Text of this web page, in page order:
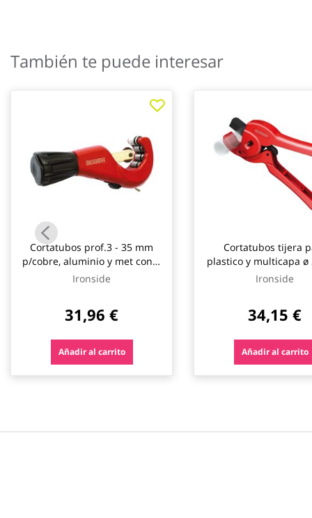
También te puede interesar
Cortatubos prof.3 - 35 mm
p/cobre, aluminio y met con 2
cuchillas de 19 x 5 mm
Ironside
31,96 €
Añadir al carrito
Cortatubos tijera
plastico y multicapa ø
(1.3/8 ) profesional
Ironside
34,15 €
Añadir al carrito